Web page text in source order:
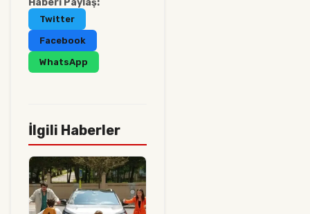
Haberi Paylaş:
Twitter
Facebook
WhatsApp
İlgili Haberler